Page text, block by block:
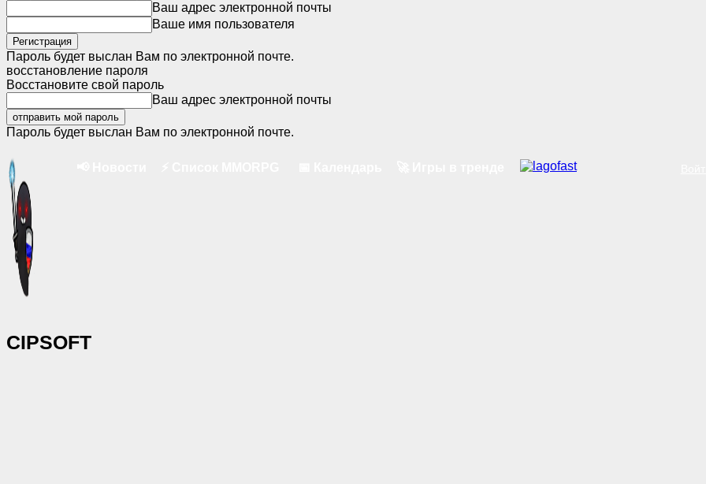
Ваш адрес электронной почты
Ваше имя пользователя
Пароль будет выслан Вам по электронной почте.
восстановление пароля
Восстановите свой пароль
Ваш адрес электронной почты
Пароль будет выслан Вам по электронной почте.
CIPSOFT